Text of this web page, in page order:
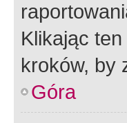
Klikając
kroków, by
Góra